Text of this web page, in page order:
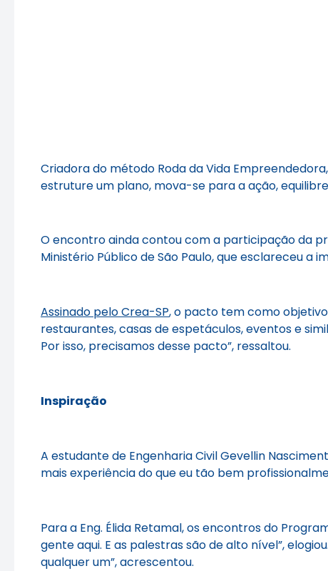
Criadora do método Roda da Vida
estruture um plano, mova-se para a ação,
O encontro ainda contou com a participação da
Ministério Público de São Paulo, que esclareceu a
Assinado pelo Crea-SP, o pacto tem como
restaurantes, casas de espetáculos, eventos e
Por isso, precisamos desse pacto”, ressaltou.
Inspiração
A estudante de Engenharia Civil Gevellin
mais experiência do que eu tão bem
Para a Eng. Élida Retamal, os encontros do
gente aqui. E as palestras são de alto nível”,
qualquer um”, acrescentou.